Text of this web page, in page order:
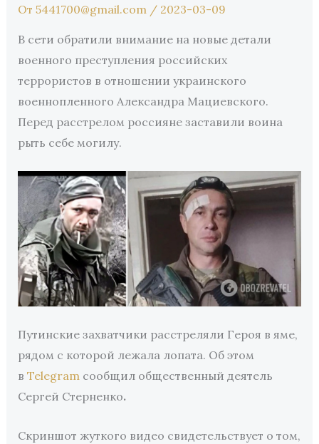
От 5441700@gmail.com / 2023-03-09
В сети обратили внимание на новые детали
военного преступления российских
террористов в отношении украинского
военнопленного Александра Мациевского.
Перед расстрелом россияне заставили воина
рыть себе могилу.
Путинские захватчики расстреляли Героя в яме,
рядом с которой лежала лопата. Об этом
в Telegram сообщил общественный деятель
Сергей Стерненко.
Скриншот жуткого видео свидетельствует о том,